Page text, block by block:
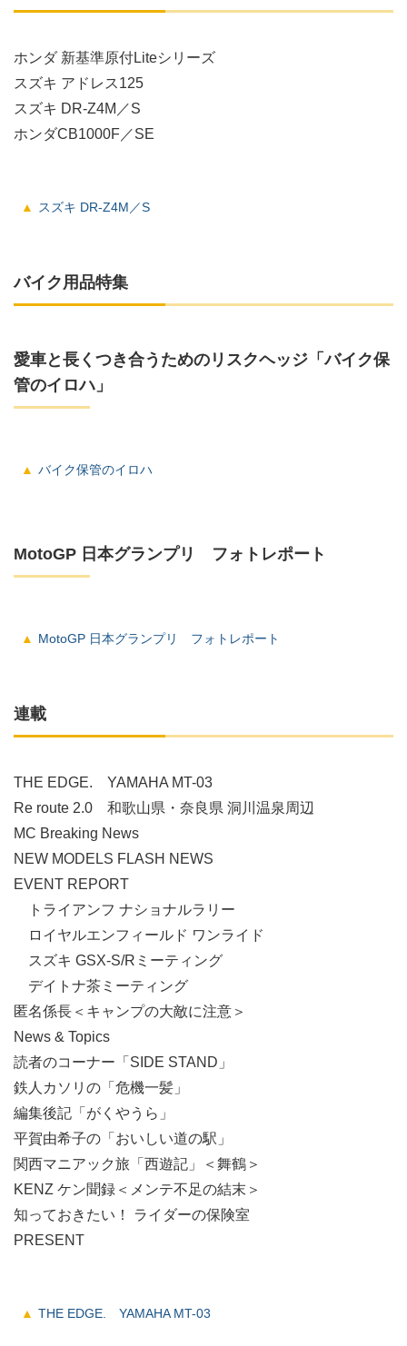
ホンダ 新基準原付Liteシリーズ
スズキ アドレス125
スズキ DR-Z4M／S
ホンダCB1000F／SE
スズキ DR-Z4M／S
バイク用品特集
愛車と長くつき合うためのリスクヘッジ「バイク保
管のイロハ」
バイク保管のイロハ
MotoGP 日本グランプリ フォトレポート
MotoGP 日本グランプリ フォトレポート
連載
THE EDGE. YAMAHA MT-03
Re route 2.0 和歌山県・奈良県 洞川温泉周辺
MC Breaking News
NEW MODELS FLASH NEWS
EVENT REPORT
トライアンフ ナショナルラリー
ロイヤルエンフィールド ワンライド
スズキ GSX-S/Rミーティング
デイトナ茶ミーティング
匿名係長＜キャンプの大敵に注意＞
News & Topics
読者のコーナー「SIDE STAND」
鉄人カソリの「危機一髪」
編集後記「がくやうら」
平賀由希子の「おいしい道の駅」
関西マニアック旅「西遊記」＜舞鶴＞
KENZ ケン聞録＜メンテ不足の結末＞
知っておきたい！ ライダーの保険室
PRESENT
THE EDGE. YAMAHA MT-03